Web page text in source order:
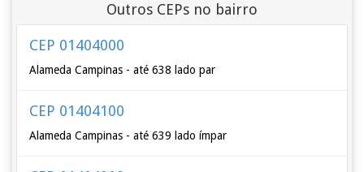
Outros CEPs no bairro
CEP 01404000
Alameda Campinas - até 638 lado par
CEP 01404100
Alameda Campinas - até 639 lado ímpar